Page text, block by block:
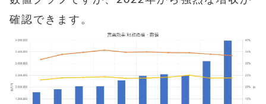
確認できます。